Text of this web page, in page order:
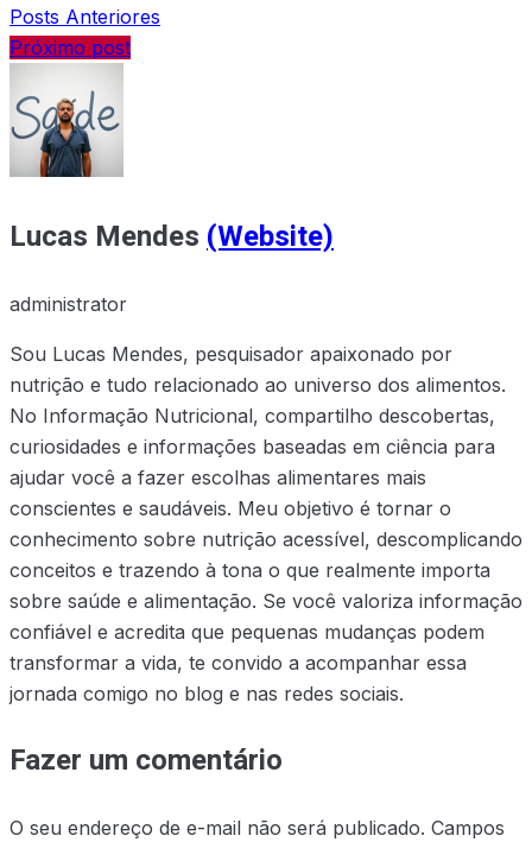
Posts Anteriores
Próximo post
Lucas Mendes (Website)
administrator
Sou Lucas Mendes, pesquisador apaixonado por
nutrição e tudo relacionado ao universo dos alimentos.
No Informação Nutricional, compartilho descobertas,
curiosidades e informações baseadas em ciência para
ajudar você a fazer escolhas alimentares mais
conscientes e saudáveis. Meu objetivo é tornar o
conhecimento sobre nutrição acessível, descomplicando
conceitos e trazendo à tona o que realmente importa
sobre saúde e alimentação. Se você valoriza informação
confiável e acredita que pequenas mudanças podem
transformar a vida, te convido a acompanhar essa
jornada comigo no blog e nas redes sociais.
Fazer um comentário
O seu endereço de e-mail não será publicado. Campos